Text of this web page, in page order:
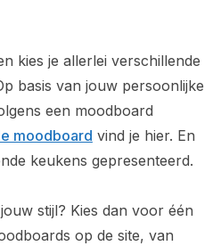
kies je allerlei verschillende
basis van jouw persoonlijke
een moodboard
moodboard vind je hier. En
keukens gepresenteerd.
stijl? Kies dan voor één
op de site, van